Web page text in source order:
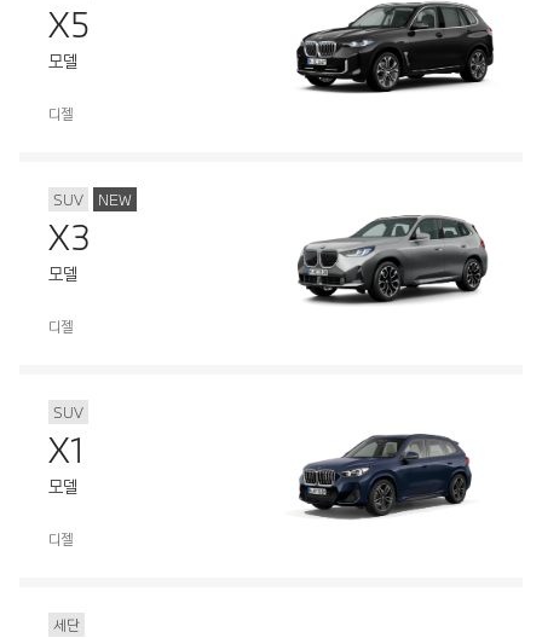
X5
모델
디젤
SUV NEW
X3
모델
디젤
SUV
X1
모델
디젤
세단